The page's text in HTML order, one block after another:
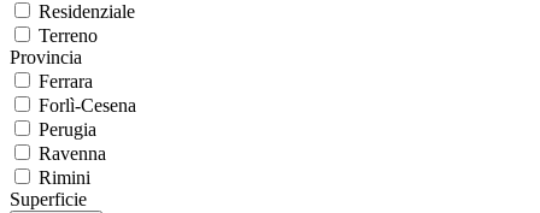
Residenziale
Terreno
Provincia
Ferrara
Forlì-Cesena
Perugia
Ravenna
Rimini
Superficie